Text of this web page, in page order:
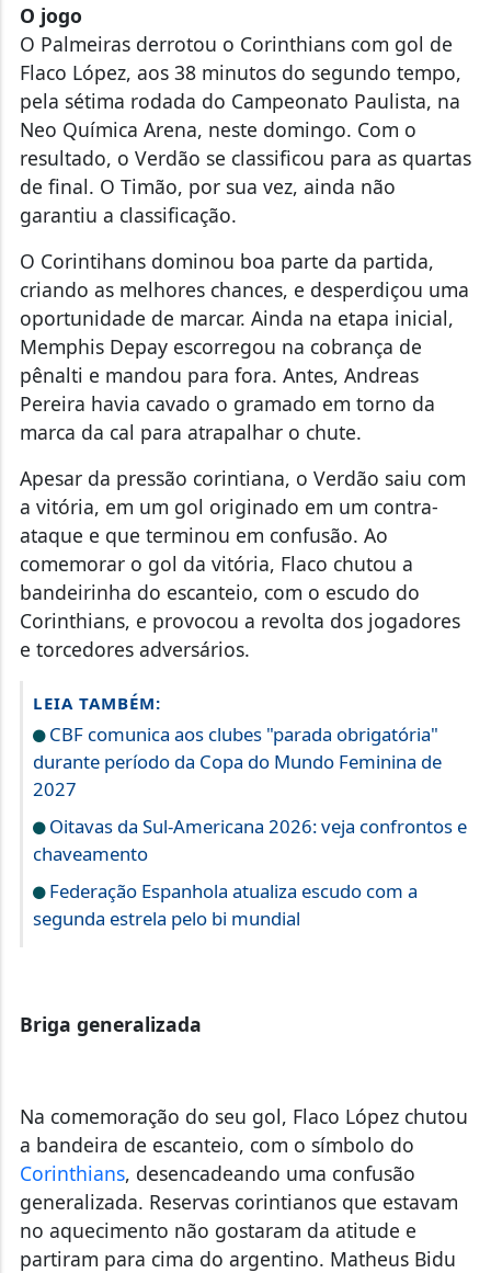
O jogo
O Palmeiras derrotou o Corinthians com gol de
Flaco López, aos 38 minutos do segundo tempo,
pela sétima rodada do Campeonato Paulista, na
Neo Química Arena, neste domingo. Com o
resultado, o Verdão se classificou para as quartas
de final. O Timão, por sua vez, ainda não
garantiu a classificação.
O Corintihans dominou boa parte da partida,
criando as melhores chances, e desperdiçou uma
oportunidade de marcar. Ainda na etapa inicial,
Memphis Depay escorregou na cobrança de
pênalti e mandou para fora. Antes, Andreas
Pereira havia cavado o gramado em torno da
marca da cal para atrapalhar o chute.
Apesar da pressão corintiana, o Verdão saiu com
a vitória, em um gol originado em um contra-
ataque e que terminou em confusão. Ao
comemorar o gol da vitória, Flaco chutou a
bandeirinha do escanteio, com o escudo do
Corinthians, e provocou a revolta dos jogadores
e torcedores adversários.
LEIA TAMBÉM:
CBF comunica aos clubes "parada obrigatória"
durante período da Copa do Mundo Feminina de
2027
Oitavas da Sul-Americana 2026: veja confrontos e
chaveamento
Federação Espanhola atualiza escudo com a
segunda estrela pelo bi mundial
Briga generalizada
Na comemoração do seu gol, Flaco López chutou
a bandeira de escanteio, com o símbolo do
Corinthians, desencadeando uma confusão
generalizada. Reservas corintianos que estavam
no aquecimento não gostaram da atitude e
partiram para cima do argentino. Matheus Bidu